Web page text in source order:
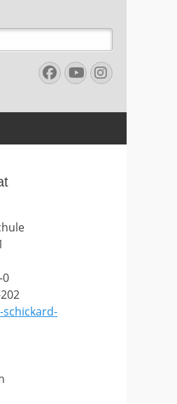
Facebook
YouTube
0
schickard-